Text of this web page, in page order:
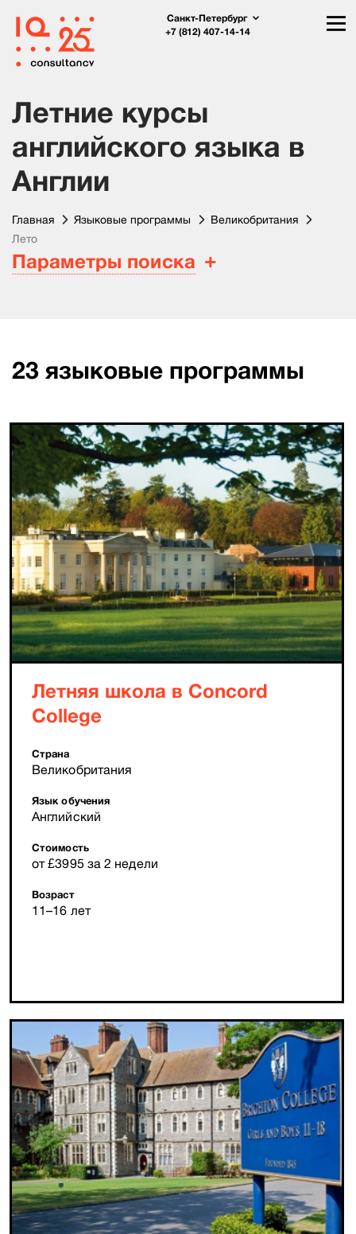
Санкт-Петербург
+7 (812) 407-14-14
Летние курсы
английского языка в
Англии
Главная Языковые программы
Великобритания
Лето
Параметры поиска
23 языковые программы
Летняя школа в Concord
College
Страна
Великобритания
Язык обучения
Английский
Стоимость
от £3995 за 2 недели
Возраст
11–16 лет